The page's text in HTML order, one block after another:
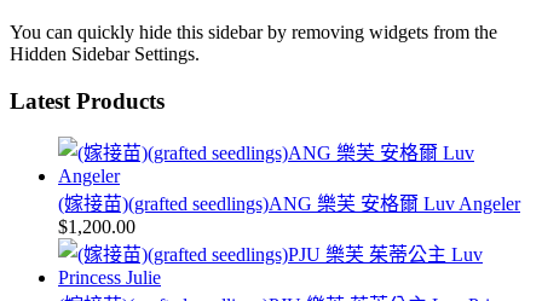
You can quickly hide this sidebar by removing widgets from the
Hidden Sidebar Settings.
Latest Products
(嫁接苗)(grafted seedlings)ANG 樂芙 安格爾 Luv Angeler
$1,200.00